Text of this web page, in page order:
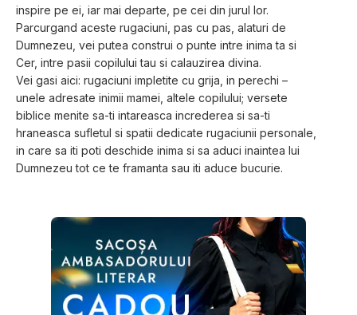
inspire pe ei, iar mai departe, pe cei din jurul lor.
Parcurgand aceste rugaciuni, pas cu pas, alaturi de
Dumnezeu, vei putea construi o punte intre inima ta si
Cer, intre pasii copilului tau si calauzirea divina.
Vei gasi aici: rugaciuni impletite cu grija, in perechi –
unele adresate inimii mamei, altele copilului; versete
biblice menite sa-ti intareasca increderea si sa-ti
hraneasca sufletul si spatii dedicate rugaciunii personale,
in care sa iti poti deschide inima si sa aduci inaintea lui
Dumnezeu tot ce te framanta sau iti aduce bucurie.